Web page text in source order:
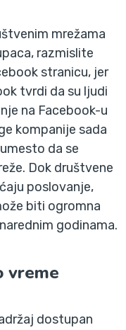
mrežama
razmislite
stranicu, jer
tvrdi da su ljudi
na Facebook-u
kompanije sada
da se
Dok društvene
poslovanje,
biti ogromna
godinama.
vreme
dostupan